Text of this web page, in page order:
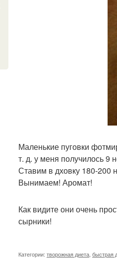
Маленькие пуговки
т. д. у меня получилось 9
Ставим в дховку 180-200
Вынимаем! Аромат!
Как видите они очень
сырники!
Категории: творожная диета быстрая